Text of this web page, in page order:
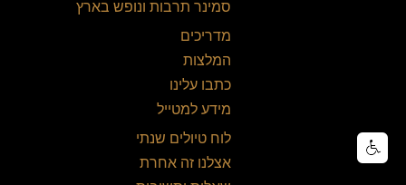
סמינר תרבות ונופש בארץ
מדריכים
המלצות
כתבו עלינו
מידע למטייל
לוח טיולים שנתי
אצלנו זה אחרת